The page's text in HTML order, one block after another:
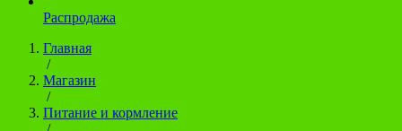
Распродажа
Главная
/
Магазин
/
Питание и кормление